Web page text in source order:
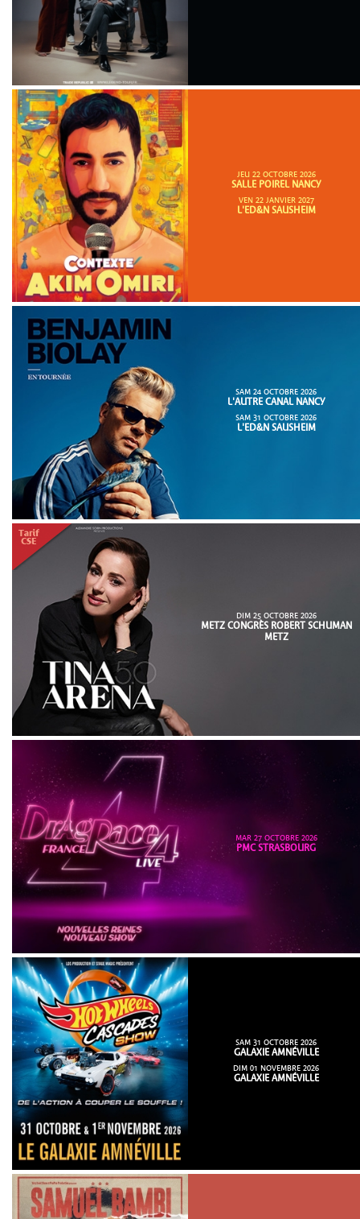
JEU 22 OCTOBRE 2026
SALLE POIREL NANCY
VEN 22 JANVIER 2027
L'ED&N SAUSHEIM
SAM 24 OCTOBRE 2026
L'AUTRE CANAL NANCY
SAM 31 OCTOBRE 2026
L'ED&N SAUSHEIM
DIM 25 OCTOBRE 2026
METZ CONGRÈS ROBERT SCHUMAN
METZ
MAR 27 OCTOBRE 2026
PMC STRASBOURG
SAM 31 OCTOBRE 2026
GALAXIE AMNÉVILLE
DIM 01 NOVEMBRE 2026
GALAXIE AMNÉVILLE